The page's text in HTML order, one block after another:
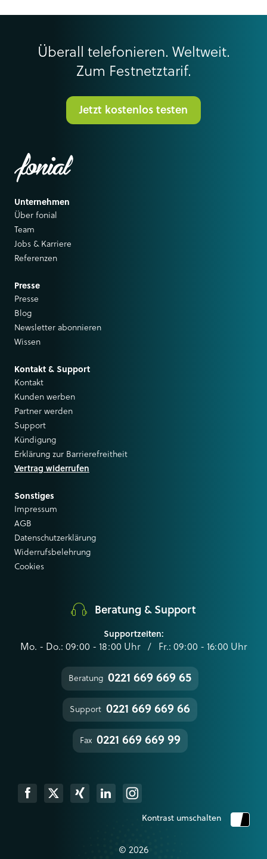
Überall telefonieren. Weltweit.
Zum Festnetztarif.
Jetzt kostenlos testen
Unternehmen
Über fonial
Team
Jobs & Karriere
Referenzen
Presse
Presse
Blog
Newsletter abonnieren
Wissen
Kontakt & Support
Kontakt
Kunden werben
Partner werden
Support
Kündigung
Erklärung zur Barrierefreitheit
Vertrag widerrufen
Sonstiges
Impressum
AGB
Datenschutzerklärung
Widerrufsbelehrung
Cookies
Beratung & Support
Supportzeiten:
Mo. - Do.: 09:00 - 18:00 Uhr / Fr.: 09:00 - 16:00 Uhr
Beratung 0221 669 669 65
Support 0221 669 669 66
Fax 0221 669 669 99
Xing LinkedinInstagram
Kontrast umschalten
© 2026